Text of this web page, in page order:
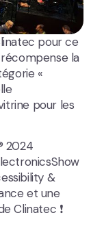
pour ce
la
«
pour les
2024
&
et une
Clinatec ❗